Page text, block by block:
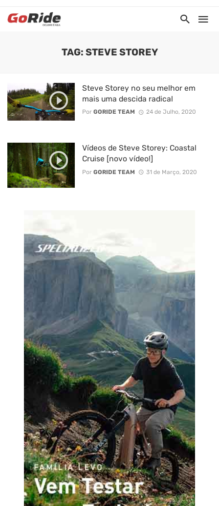
TAG: STEVE STOREY
Steve Storey no seu melhor em
mais uma descida radical
Por GORIDE TEAM 24 de Julho, 2020
Vídeos de Steve Storey: Coastal
Cruise [novo vídeo!]
Por GORIDE TEAM 31 de Março, 2020